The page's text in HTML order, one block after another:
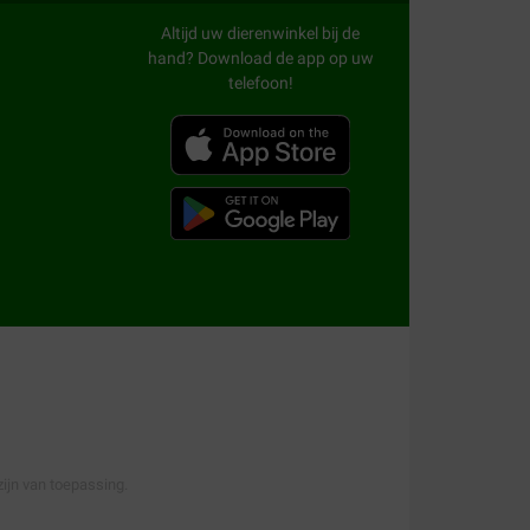
te belonen. Door het kleine formaat kunnen
om mee te nemen naar een
luistert en gewenst gedrag laat zien.
een stuk makkerlijker. Trainers zijn er van
Royal Canin .
idee om uw hond
tandvlees, waardoor dit goed doorbloed
op de hond. Dit komt omdat de snacks
Altijd uw dierenwinkel bij de
hand? Download de app op uw
telefoon!